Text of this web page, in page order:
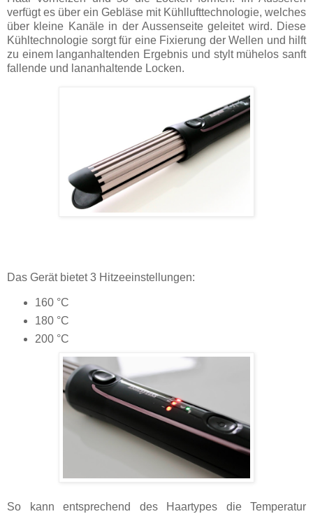
verfügt es über ein Gebläse mit Kühllufttechnologie, welches
über kleine Kanäle in der Aussenseite geleitet wird. Diese
Kühltechnologie sorgt für eine Fixierung der Wellen und hilft
zu einem langanhaltenden Ergebnis und stylt mühelos sanft
fallende und lananhaltende Locken.
Das Gerät bietet 3 Hitzeeinstellungen:
160 °C
180 °C
200 °C
So kann entsprechend des Haartypes die Temperatur